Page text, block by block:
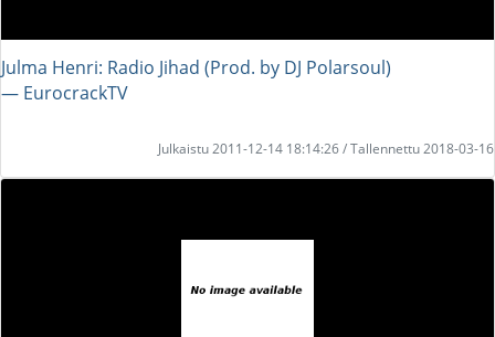
Julma Henri: Radio Jihad (Prod. by DJ Polarsoul)
― EurocrackTV
Julkaistu 2011-12-14 18:14:26 / Tallennettu 2018-03-16